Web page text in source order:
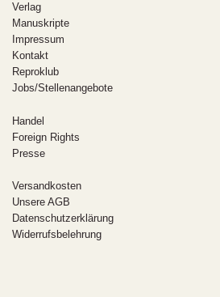
Verlag
Manuskripte
Impressum
Kontakt
Reproklub
Jobs/Stellenangebote
Handel
Foreign Rights
Presse
Versandkosten
Unsere AGB
Datenschutzerklärung
Widerrufsbelehrung